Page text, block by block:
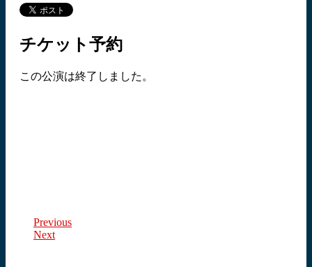
チケット予約
この公演は終了しました。
Previous
Next